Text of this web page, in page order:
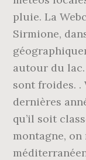
pluie. La
Sirmione,
autour du
sont froides. .
dernières
qu’il soit
montagne,